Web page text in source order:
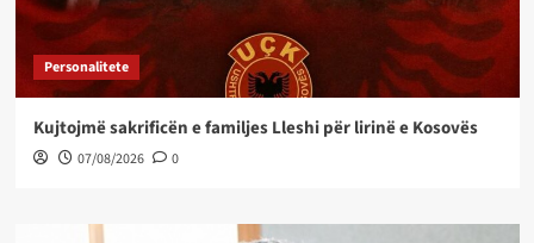
Personalitete
Kujtojmë sakrificën e familjes Lleshi për lirinë e Kosovës
07/08/2026 0